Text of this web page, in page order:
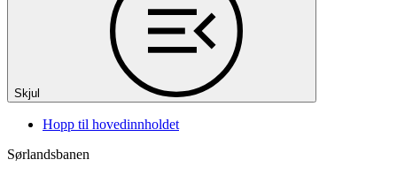
Skjul
Hopp til hovedinnholdet
Sørlandsbanen